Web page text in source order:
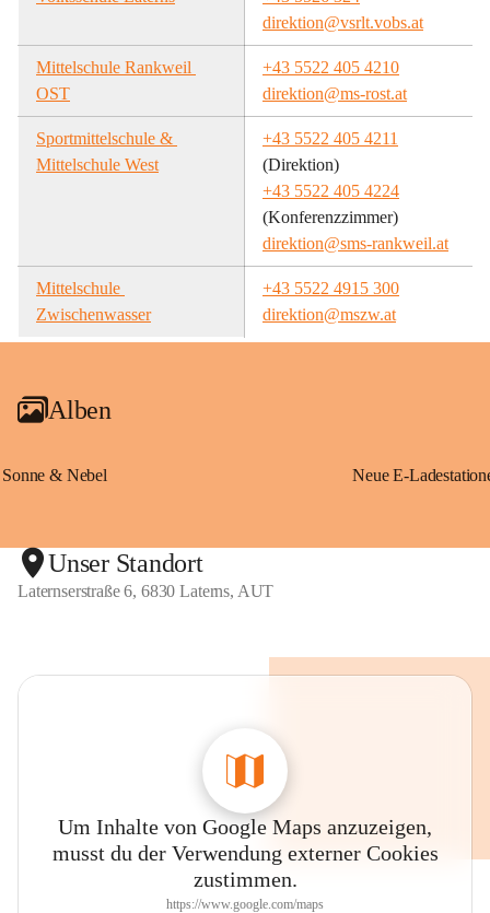
direktion@vsrlt.vobs.at
Mittelschule Rankweil
OST
+43 5522 405 4210
direktion@ms-rost.at
Sportmittelschule &
Mittelschule West
+43 5522 405 4211
(Direktion)
+43 5522 405 4224
(Konferenzzimmer)
direktion@sms-rankweil.at
Mittelschule
Zwischenwasser
+43 5522 4915 300
direktion@mszw.at
Alben
Sonne & Nebel
Unser Standort
Laternserstraße 6, 6830 Laterns, AUT
Um Inhalte von Google Maps anzuzeigen,
musst du der Verwendung externer Cookies
zustimmen.
https://www.google.com/maps